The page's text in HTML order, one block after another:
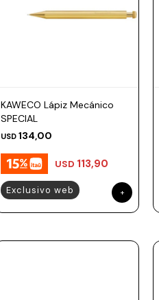
KAWECO Lápiz Mecánico
SPECIAL
USD 134,00
USD 113,90
Exclusivo web